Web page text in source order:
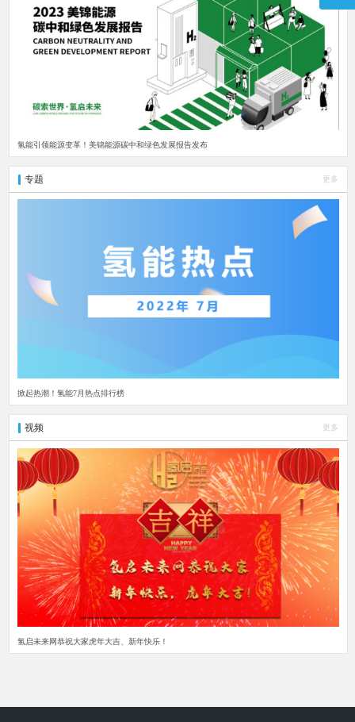
氢能引领能源变革！美锦能源碳中和绿色发展报告发布
专题 更多
掀起热潮！氢能7月热点排行榜
视频 更多
氢启未来网恭祝大家虎年大吉、新年快乐！